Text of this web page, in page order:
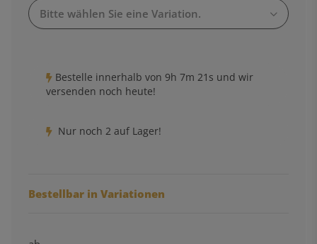
Bitte wählen Sie eine Variation.
Bestelle innerhalb von 9h 7m 20s und wir
versenden noch heute!
Nur noch 2 auf Lager!
Bestellbar in Variationen